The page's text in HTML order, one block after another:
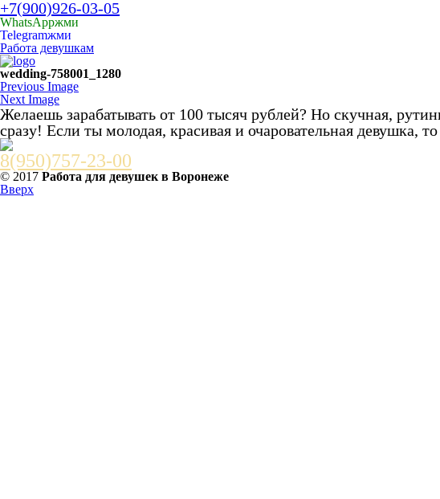
+7(900)926-03-05
WhatsAppжми
Telegramжми
Работа девушкам
wedding-758001_1280
Previous Image
Next Image
Желаешь зарабатывать от 100 тысяч рублей? Но скучная,
сразу! Если ты молодая, красивая и очаровательная девушка,
8(950)757-23-00
© 2017 Работа для девушек в Воронеже
Вверх